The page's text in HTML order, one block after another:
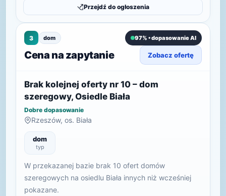
Przejdź do ogłoszenia
3 dom 97% • dopasowanie AI
Cena na zapytanie Zobacz ofertę
Brak kolejnej oferty nr 10 – dom
szeregowy, Osiedle Biała
Dobre dopasowanie
Rzeszów, os. Biała
dom
typ
W przekazanej bazie brak 10 ofert domów
szeregowych na osiedlu Biała innych niż wcześniej
pokazane.